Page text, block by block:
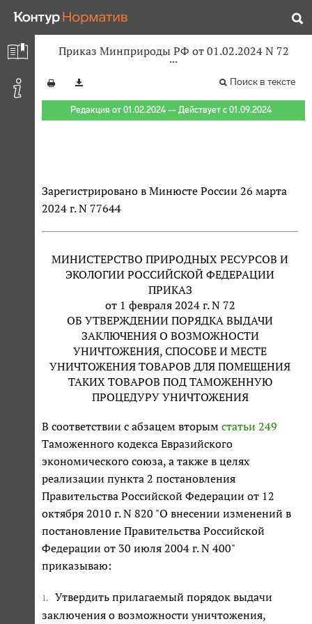
Приказ Минприроды РФ от 01.02.2024 N 72
Поиск в тексте
Редакция от 01.02.2024 — Действует с 01.09.2024
Зарегистрировано в Минюсте России 26 марта
2024 г. N 77644
МИНИСТЕРСТВО ПРИРОДНЫХ РЕСУРСОВ И
ЭКОЛОГИИ РОССИЙСКОЙ ФЕДЕРАЦИИ
ПРИКАЗ
от 1 февраля 2024 г. N 72
ОБ УТВЕРЖДЕНИИ ПОРЯДКА ВЫДАЧИ
ЗАКЛЮЧЕНИЯ О ВОЗМОЖНОСТИ
УНИЧТОЖЕНИЯ, СПОСОБЕ И МЕСТЕ
УНИЧТОЖЕНИЯ ТОВАРОВ ДЛЯ ПОМЕЩЕНИЯ
ТАКИХ ТОВАРОВ ПОД ТАМОЖЕННУЮ
ПРОЦЕДУРУ УНИЧТОЖЕНИЯ
В соответствии с абзацем вторым статьи 249
Таможенного кодекса Евразийского
экономического союза, а также в целях
реализации пункта 2 постановления
Правительства Российской Федерации от 12
октября 2010 г. N 820 "О внесении изменений в
постановление Правительства Российской
Федерации от 30 июля 2004 г. N 400"
приказываю:
1.
Утвердить прилагаемый порядок выдачи
заключения о возможности уничтожения,